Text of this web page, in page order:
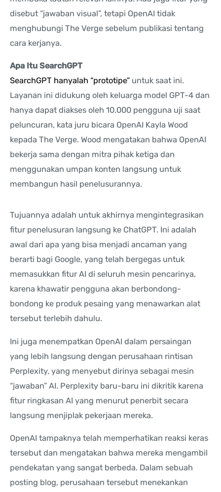
disebut “jawaban visual”, tetapi OpenAI tidak
menghubungi The Verge sebelum publikasi tentang
cara kerjanya.
Apa Itu SearchGPT
SearchGPT hanyalah “prototipe” untuk saat ini.
Layanan ini didukung oleh keluarga model GPT-4 dan
hanya dapat diakses oleh 10.000 pengguna uji saat
peluncuran, kata juru bicara OpenAI Kayla Wood
kepada The Verge. Wood mengatakan bahwa OpenAI
bekerja sama dengan mitra pihak ketiga dan
menggunakan umpan konten langsung untuk
membangun hasil penelusurannya.
Tujuannya adalah untuk akhirnya mengintegrasikan
fitur penelusuran langsung ke ChatGPT. Ini adalah
awal dari apa yang bisa menjadi ancaman yang
berarti bagi Google, yang telah bergegas untuk
memasukkan fitur AI di seluruh mesin pencarinya,
karena khawatir pengguna akan berbondong-
bondong ke produk pesaing yang menawarkan alat
tersebut terlebih dahulu.
Ini juga menempatkan OpenAI dalam persaingan
yang lebih langsung dengan perusahaan rintisan
Perplexity, yang menyebut dirinya sebagai mesin
“jawaban” AI. Perplexity baru-baru ini dikritik karena
fitur ringkasan AI yang menurut penerbit secara
langsung menjiplak pekerjaan mereka.
OpenAI tampaknya telah memperhatikan reaksi keras
tersebut dan mengatakan bahwa mereka mengambil
pendekatan yang sangat berbeda. Dalam sebuah
posting blog, perusahaan tersebut menekankan